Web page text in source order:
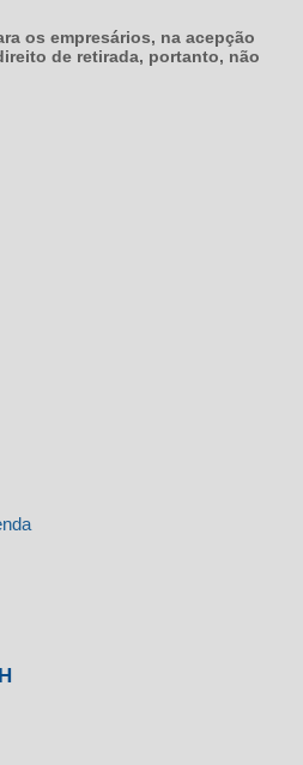
os empresários, na acepção
de retirada, portanto, não